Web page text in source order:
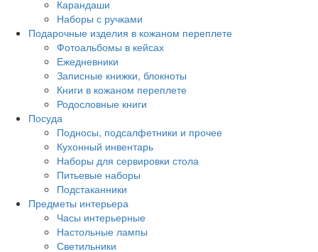
Карандаши
Наборы с ручками
Подарочные изделия в кожаном переплете
Фотоальбомы в кейсах
Ежедневники
Записные книжки, блокноты
Книги в кожаном переплете
Родословные книги
Посуда
Подносы, подсалфетники и прочее
Кухонный инвентарь
Наборы для сервировки стола
Питьевые наборы
Подстаканники
Предметы интерьера
Часы интерьерные
Настольные лампы
Светильники